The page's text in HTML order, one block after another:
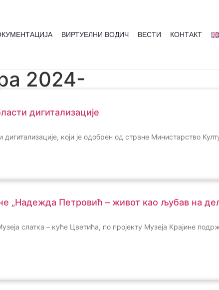
ВИРТУЕЛНИ ВОДИЧ ВЕСТИ КОНТАКТ
2024-
дигитализације
дигитализације, који је одобрен од стране Министарство
„Надежда Петровић – живот као љубав на
слатка – куће Цветића, по пројекту Музеја Крајине